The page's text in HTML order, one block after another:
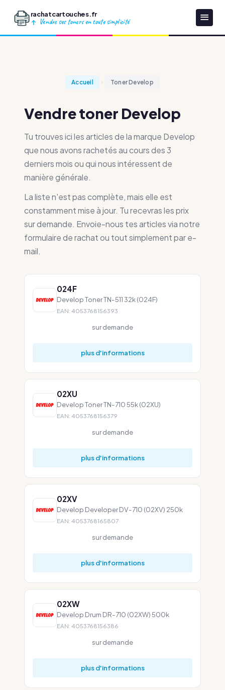
rachatcartouches.fr
Vendre ses toners en toute simplicité
Accueil Toner Develop
Vendre toner Develop
Tu trouves ici les articles de la marque Develop
que nous avons rachetés au cours des 3
derniers mois ou qui nous intéressent de
manière générale.
La liste n'est pas complète, mais elle est
constamment mise à jour. Tu recevras les prix
sur demande. Envoie-nous tes articles via notre
formulaire de rachat ou tout simplement par e-
mail.
024F
Develop Toner TN-511 32k (024F)
EAN: 4053768156393
sur demande
plus d'informations
02XU
Develop Toner TN-710 55k (02XU)
EAN: 4053768156379
sur demande
plus d'informations
02XV
Develop Developer DV-710 (02XV) 250k
EAN: 4053768165807
sur demande
plus d'informations
02XW
Develop Drum DR-710 (02XW) 500k
EAN: 4053768156386
sur demande
plus d'informations